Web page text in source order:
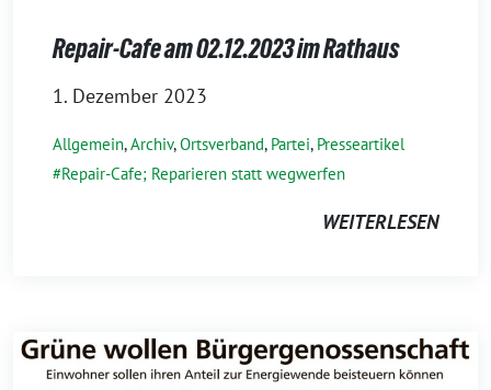
Repair-Cafe am 02.12.2023 im Rathaus
1. Dezember 2023
Allgemein,Archiv,Ortsverband, Partei, Presseartikel
Repair-Cafe; Reparieren statt wegwerfen
WEITERLESEN